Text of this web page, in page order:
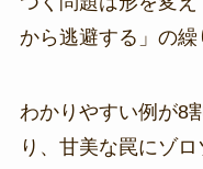
から逃避する」の繰
わかりやすい例が8
り、甘美な罠にゾ